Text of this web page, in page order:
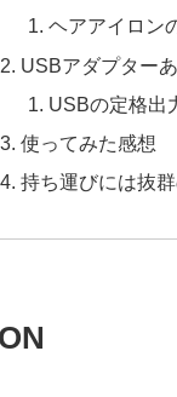
ヘアアイロン
USBアダプター
USBの定格出
使ってみた感想
持ち運びには抜